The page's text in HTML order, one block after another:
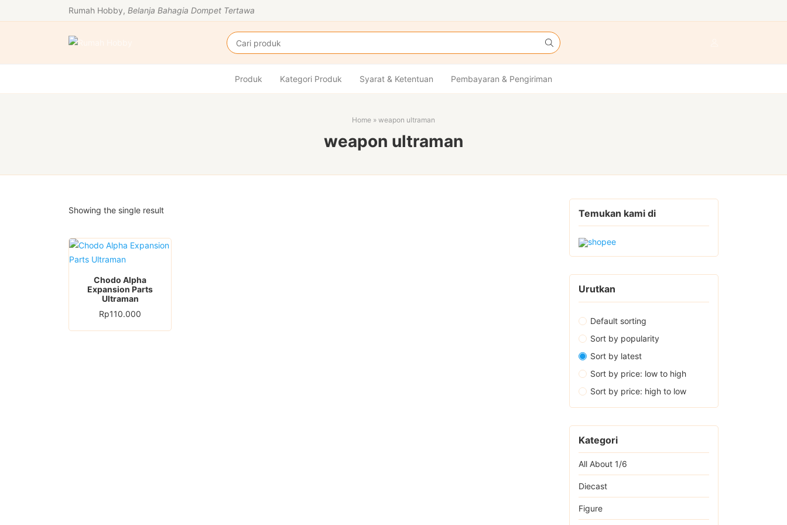
Rumah Hobby, Belanja Bahagia Dompet Tertawa
Produk Kategori Produk Syarat & Ketentuan Pembayaran & Pengiriman
Home » weapon ultraman
weapon ultraman
Showing the single result
Chodo Alpha
Expansion Parts
Ultraman
Rp110.000
Temukan kami di
Urutkan
Default sorting
Sort by popularity
Sort by latest
Sort by price: low to high
Sort by price: high to low
Kategori
All About 1/6
Diecast
Figure